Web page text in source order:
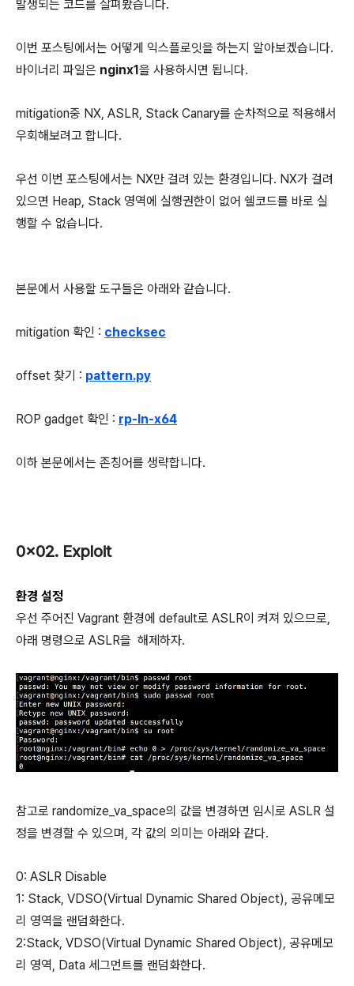
발생되는 코드를 살펴봤습니다.
이번 포스팅에서는 어떻게 익스플로잇을 하는지 알아보겠습니다.
바이너리 파일은 nginx1을 사용하시면 됩니다.
mitigation중 NX, ASLR, Stack Canary를 순차적으로 적용해서
우회해보려고 합니다.
우선 이번 포스팅에서는 NX만 걸려 있는 환경입니다. NX가 걸려
있으면 Heap, Stack 영역에 실행권한이 없어 쉘코드를 바로 실
행할 수 없습니다.
본문에서 사용할 도구들은 아래와 같습니다.
mitigation 확인 : checksec
offset 찾기 : pattern.py
ROP gadget 확인 : rp-ln-x64
이하 본문에서는 존칭어를 생략합니다.
0x02. Exploit
환경 설정
우선 주어진 Vagrant 환경에 default로 ASLR이 켜져 있으므로,
아래 명령으로 ASLR을 해제하자.
참고로 randomize_va_space의 값을 변경하면 임시로 ASLR 설
정을 변경할 수 있으며, 각 값의 의미는 아래와 같다.
0: ASLR Disable
1: Stack, VDSO(Virtual Dynamic Shared Object), 공유메모
리 영역을 랜덤화한다.
2:Stack, VDSO(Virtual Dynamic Shared Object), 공유메모
리 영역, Data 세그먼트를 랜덤화한다.